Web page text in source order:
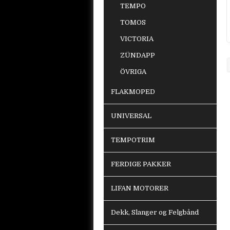
TEMPO
TOMOS
VICTORIA
ZÜNDAPP
ÖVRIGA
FLAKMOPED
UNIVERSAL
TEMPOTRIM
FERDIGE PAKKER
LIFAN MOTORER
Dekk, Slanger og Felgbånd